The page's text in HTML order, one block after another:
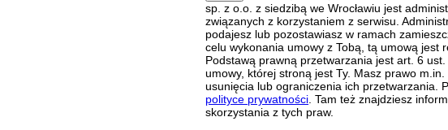
sp. z o.o. z siedzibą we Wrocławiu jest
związanych z korzystaniem z serwisu.
podajesz lub pozostawiasz w ramach
celu wykonania umowy z Tobą, tą umową jest
Podstawą prawną przetwarzania jest art. 6
umowy, której stroną jest Ty. Masz prawo
usunięcia lub ograniczenia ich przetwarzania.
polityce prywatności . Tam też znajdziesz
skorzystania z tych praw.